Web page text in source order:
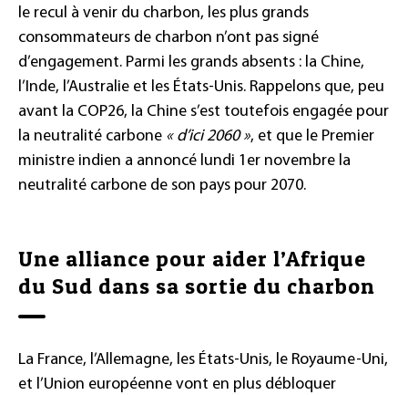
le recul à venir du charbon, les plus grands
consommateurs de charbon n’ont pas signé
d’engagement. Parmi les grands absents : la Chine,
l’Inde, l’Australie et les États-Unis. Rappelons que, peu
avant la COP26, la Chine s’est toutefois engagée pour
la neutralité carbone « d’ici 2060 », et que le Premier
ministre indien a annoncé lundi 1er novembre la
neutralité carbone de son pays pour 2070.
Une alliance pour aider l’Afrique
du Sud dans sa sortie du charbon
La France, l’Allemagne, les États-Unis, le Royaume-Uni,
et l’Union européenne vont en plus débloquer